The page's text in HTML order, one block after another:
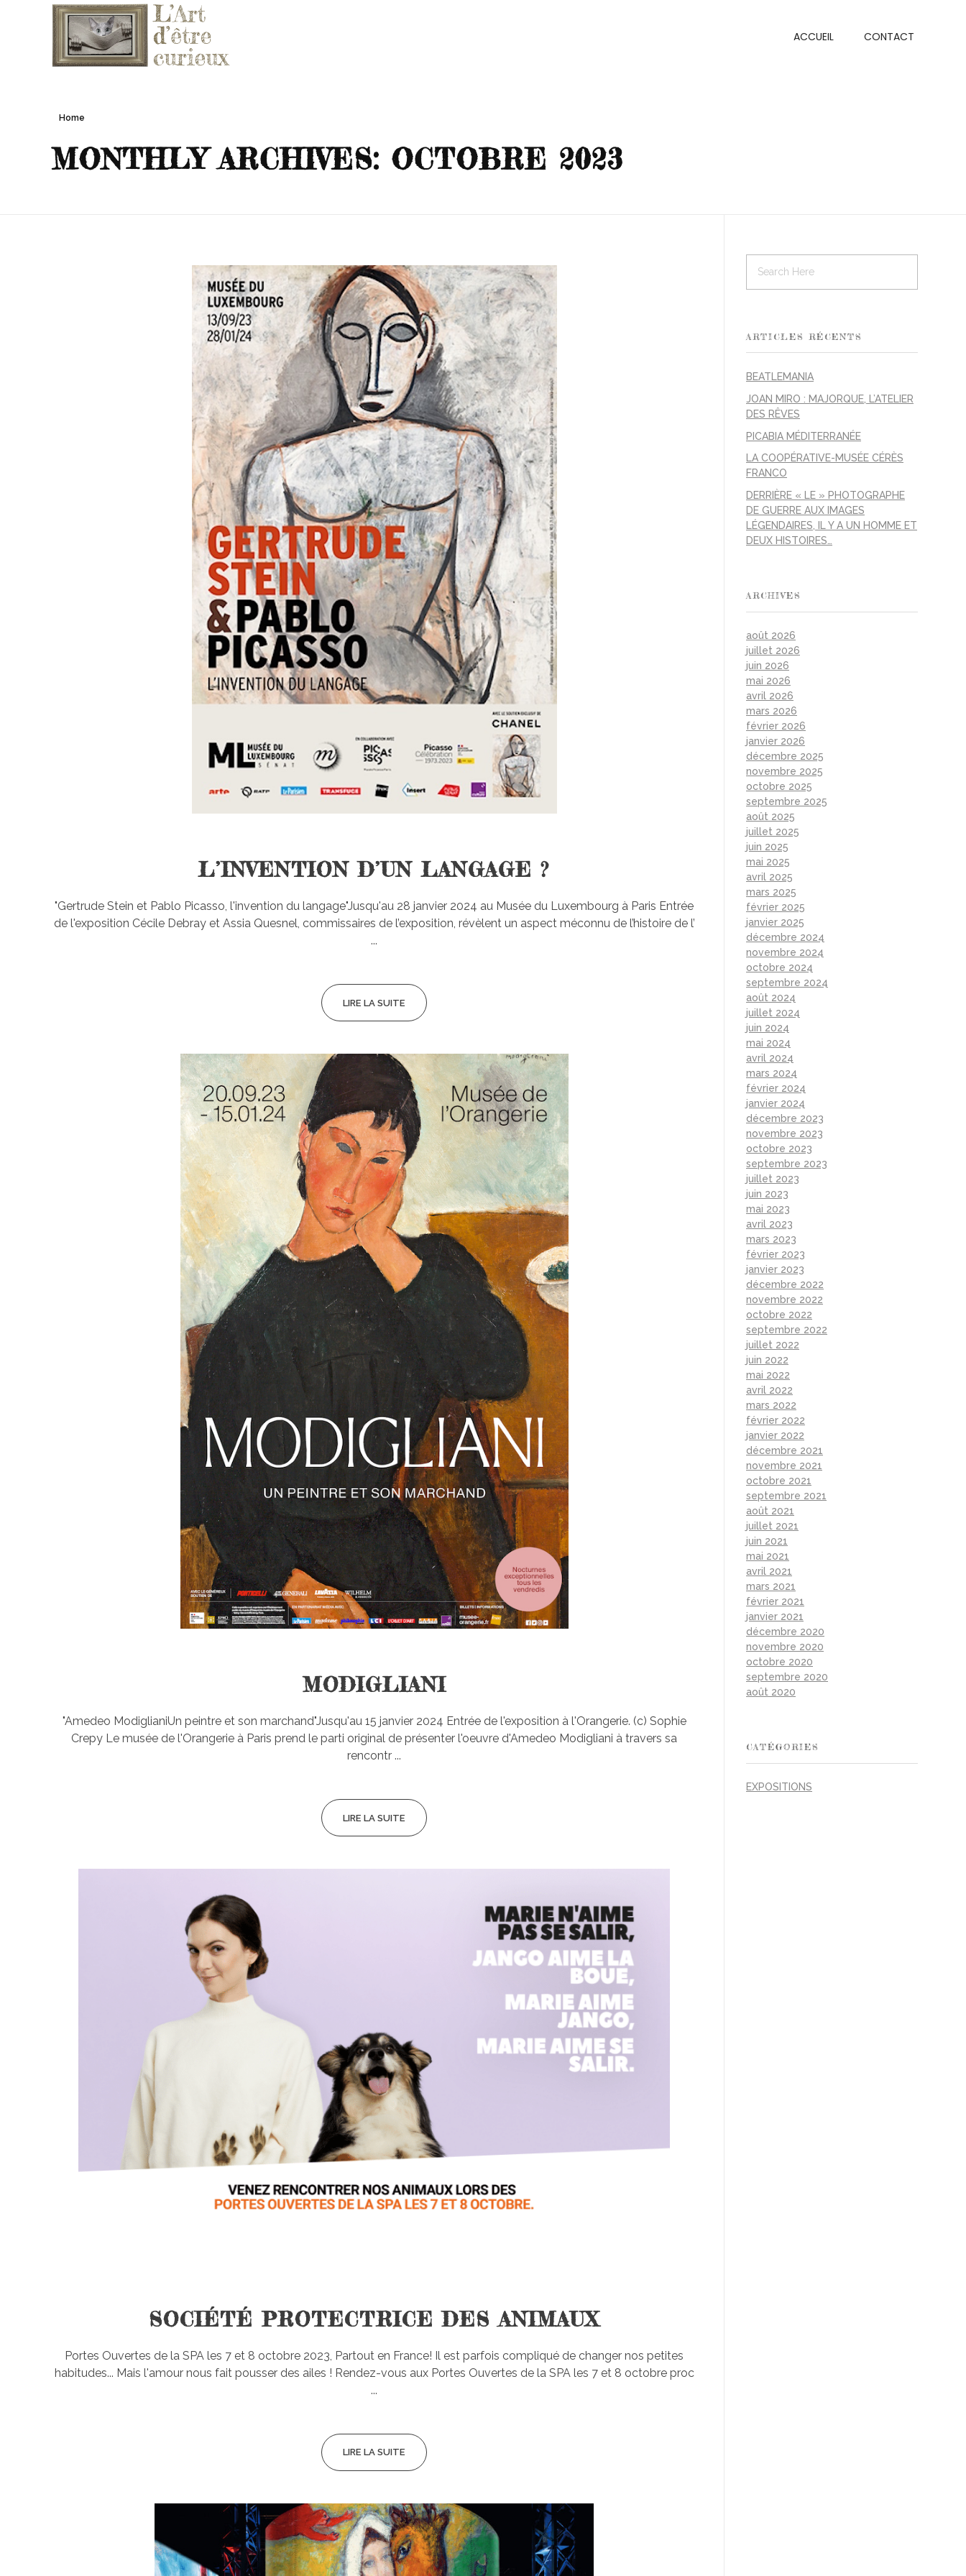
ACCUEIL CONTACT
Home
MONTHLY ARCHIVES: OCTOBRE 2023
L’INVENTION D’UN LANGAGE ?
"Gertrude Stein et Pablo Picasso, l'invention du langage"Jusqu'au 28 janvier 2024 au Musée du Luxembourg à Paris Entrée
de l'exposition Cécile Debray et Assia Quesnel, commissaires de l’exposition, révèlent un aspect méconnu de l’histoire de l’
...
LIRE LA SUITE
MODIGLIANI
"Amedeo ModiglianiUn peintre et son marchand"Jusqu'au 15 janvier 2024 Entrée de l'exposition à l'Orangerie. (c) Sophie
Crepy Le musée de l'Orangerie à Paris prend le parti original de présenter l'oeuvre d'Amedeo Modigliani à travers sa
rencontr ...
LIRE LA SUITE
SOCIÉTÉ PROTECTRICE DES ANIMAUX
Portes Ouvertes de la SPA les 7 et 8 octobre 2023, Partout en France! Il est parfois compliqué de changer nos petites
habitudes... Mais l'amour nous fait pousser des ailes ! Rendez-vous aux Portes Ouvertes de la SPA les 7 et 8 octobre proc
...
LIRE LA SUITE
ARTICLES RÉCENTS
BEATLEMANIA
JOAN MIRO : MAJORQUE, L’ATELIER
DES RÊVES
PICABIA MÉDITERRANÉE
LA COOPÉRATIVE-MUSÉE CÉRÈS
FRANCO
DERRIÈRE « LE » PHOTOGRAPHE
DE GUERRE AUX IMAGES
LÉGENDAIRES, IL Y A UN HOMME ET
DEUX HISTOIRES…
ARCHIVES
août 2026
juillet 2026
juin 2026
mai 2026
avril 2026
mars 2026
février 2026
janvier 2026
décembre 2025
novembre 2025
octobre 2025
septembre 2025
août 2025
juillet 2025
juin 2025
mai 2025
avril 2025
mars 2025
février 2025
janvier 2025
décembre 2024
novembre 2024
octobre 2024
septembre 2024
août 2024
juillet 2024
juin 2024
mai 2024
avril 2024
mars 2024
février 2024
janvier 2024
décembre 2023
novembre 2023
octobre 2023
septembre 2023
juillet 2023
juin 2023
mai 2023
avril 2023
mars 2023
février 2023
janvier 2023
décembre 2022
novembre 2022
octobre 2022
septembre 2022
juillet 2022
juin 2022
mai 2022
avril 2022
mars 2022
février 2022
janvier 2022
décembre 2021
novembre 2021
octobre 2021
septembre 2021
août 2021
juillet 2021
juin 2021
mai 2021
avril 2021
mars 2021
février 2021
janvier 2021
décembre 2020
novembre 2020
octobre 2020
septembre 2020
août 2020
CATÉGORIES
EXPOSITIONS